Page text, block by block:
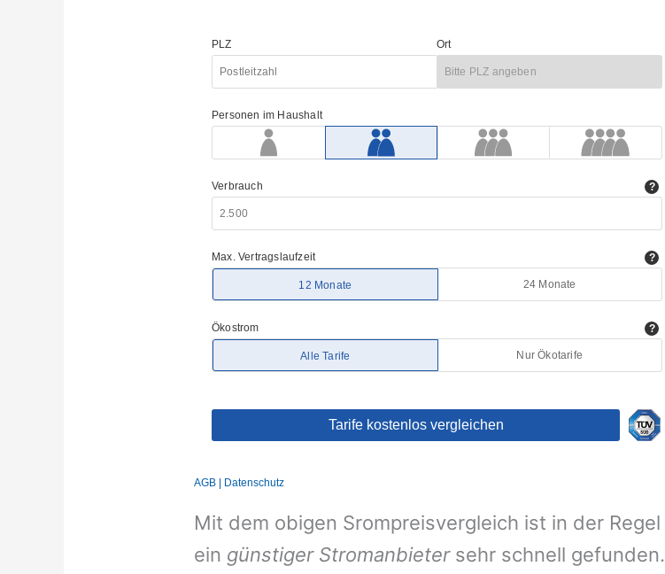
Mit dem obigen Srompreisvergleich ist in der Regel
ein günstiger Stromanbietersehr schnell gefunden.